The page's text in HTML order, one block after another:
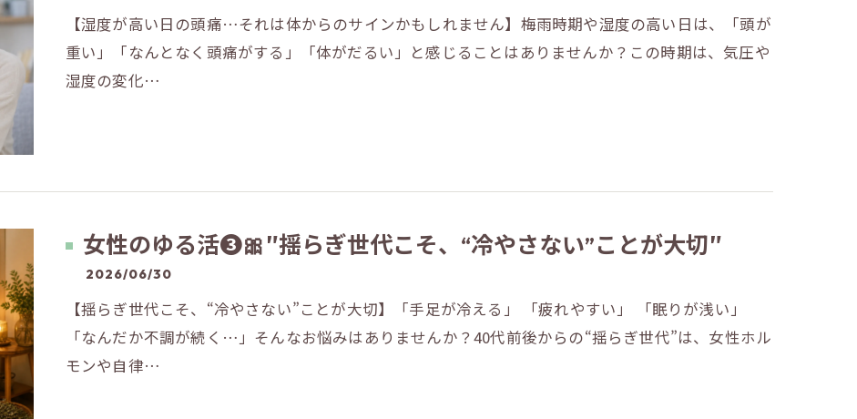
【湿度が高い日の頭痛…それは体からのサインかもしれません】梅雨時期や湿度の高い日は、「頭が
重い」「なんとなく頭痛がする」「体がだるい」と感じることはありませんか？この時期は、気圧や
湿度の変化…
女性のゆる活❸🎀″揺らぎ世代こそ、“冷やさない”ことが大切″
2026/06/30
【揺らぎ世代こそ、“冷やさない”ことが大切】「手足が冷える」 「疲れやすい」 「眠りが浅い」
「なんだか不調が続く…」そんなお悩みはありませんか？40代前後からの“揺らぎ世代”は、女性ホル
モンや自律…